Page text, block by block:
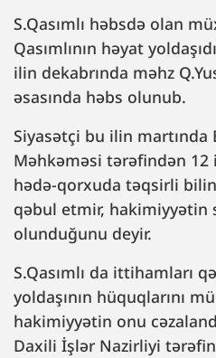
S.Qasımlı həbsdə olan
Qasımlının həyat
ilin dekabrında məhz
əsasında həbs olunub.
Siyasətçi bu ilin martında
Məhkəməsi tərəfindən 12
hədə-qorxuda təqsirli
qəbul etmir, hakimiyyətin
olunduğunu deyir.
S.Qasımlı da ittihamları
yoldaşının hüquqlarını
hakimiyyətin onu
Daxili İşlər Nazirliyi